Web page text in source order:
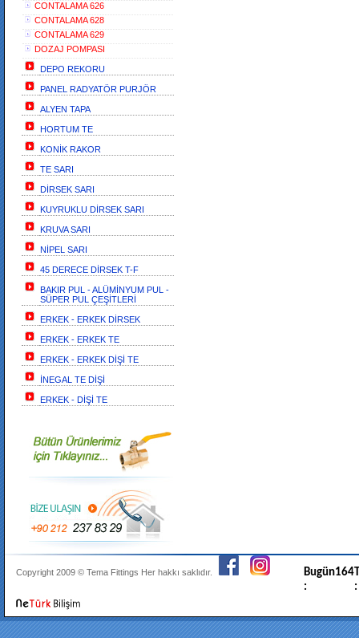
CONTALAMA 626
CONTALAMA 628
CONTALAMA 629
DOZAJ POMPASI
DEPO REKORU
PANEL RADYATÖR PURJÖR
ALYEN TAPA
HORTUM TE
KONİK RAKOR
TE SARI
DİRSEK SARI
KUYRUKLU DİRSEK SARI
KRUVA SARI
NİPEL SARI
45 DERECE DİRSEK T-F
BAKIR PUL - ALÜMİNYUM PUL -
SÜPER PUL ÇEŞİTLERİ
ERKEK - ERKEK DİRSEK
ERKEK - ERKEK TE
ERKEK - ERKEK DİŞİ TE
İNEGAL TE DİŞİ
ERKEK - DİŞİ TE
Copyright 2009 © Tema Fittings Her hakkı saklıdır.
Bugün
:
164
: